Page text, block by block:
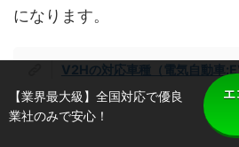
になります。
V2Hの対応車種（電気自動車
【業界最大級】全国対応で優良
業社のみで安心！